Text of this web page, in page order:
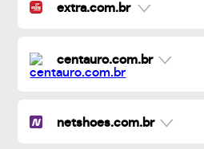
extra.com.br
centauro.com.br
netshoes.com.br